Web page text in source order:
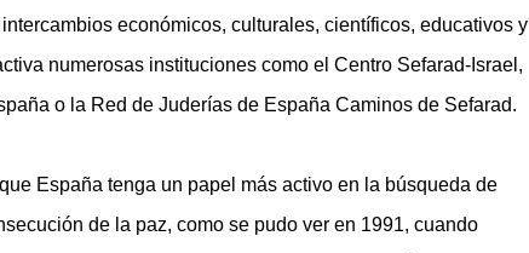
económicos, culturales, científicos, educativos y
numerosas instituciones como el Centro Sefarad-Israel,
o la Red de Juderías de España Caminos de Sefarad.
España tenga un papel más activo en la búsqueda de
de la paz, como se pudo ver en 1991, cuando